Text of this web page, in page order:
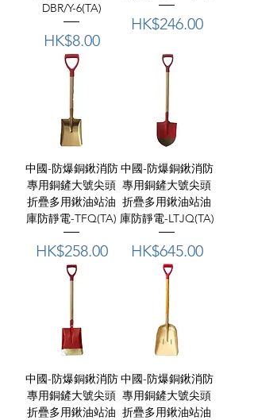
DBR/Y-6(TA)
價格
HK$8.00
價格
HK$246.00
中國-防爆銅鍬消防
專用銅鏟大號尖頭
折疊多用鍬油站油
庫防靜電-TFQ(TA)
價格
HK$258.00
中國-防爆銅鍬消防
專用銅鏟大號尖頭
折疊多用鍬油站油
庫防靜電-LTJQ(TA)
價格
HK$645.00
中國-防爆銅鍬消防
專用銅鏟大號尖頭
折疊多用鍬油站油
中國-防爆銅鍬消防
專用銅鏟大號尖頭
折疊多用鍬油站油